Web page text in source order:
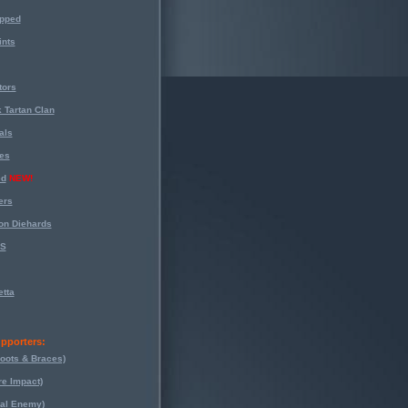
Tartan Clan
NEW!
Diehards
& Braces)
Impact)
Enemy)